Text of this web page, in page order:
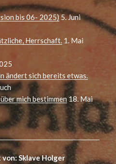
bis 06- 2025)5. Juni
Herrschaft. 1. Mai
ändert sich bereits etwas.
mich bestimmen18. Mai
Sklave Holger